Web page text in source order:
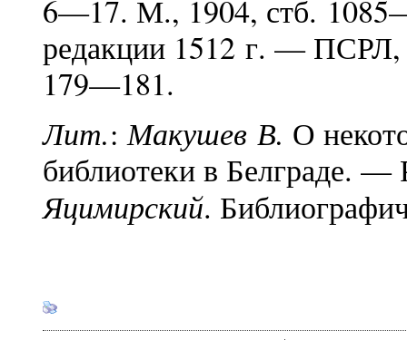
6—17. М., 1904, стб.
редакции 1512 г. —
179—181.
Лит.:Макушев В. О
библиотеки в Белграде.
Яцимирский.